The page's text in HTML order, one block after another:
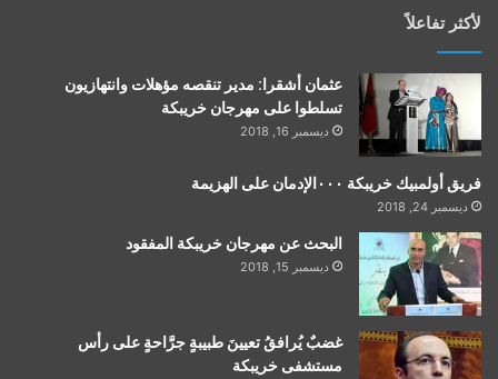
لأكثر تفاعلاً
عثمان أشقرا: مدير تنقصه مؤهلات وانتهازيون
تسلطوا على مهرجان خريبكة
ديسمبر 16, 2018
فريق أولمبيك خريبكة ٠٠٠الإدمان على الهزيمة
ديسمبر 24, 2018
البحث عن مهرجان خريبكة المفقود
ديسمبر 15, 2018
غضبٌ يُرافقُ تعيينَ طبيبةٍ جرَّاحةٍ على رأس
مستشفى خريبكة